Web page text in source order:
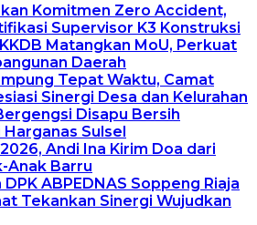
Komitmen Zero Accident,
Supervisor K3 Konstruksi
Matangkan MoU, Perkuat
Daerah
Tepat Waktu, Camat
Sinergi Desa dan Kelurahan
Disapu Bersih
Sulsel
Andi Ina Kirim Doa dari
Anak Barru
ABPEDNAS Soppeng Riaja
Tekankan Sinergi Wujudkan